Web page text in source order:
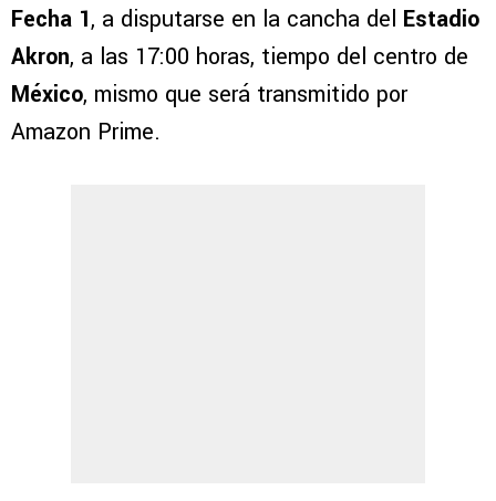
Fecha 1, a disputarse en la cancha del Estadio
Akron, a las 17:00 horas, tiempo del centro de
México, mismo que será transmitido por
Amazon Prime.